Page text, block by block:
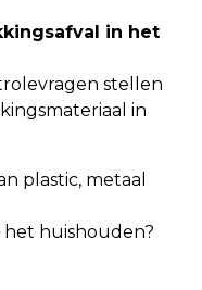
in het
stellen
in
plastic, metaal
huishouden?